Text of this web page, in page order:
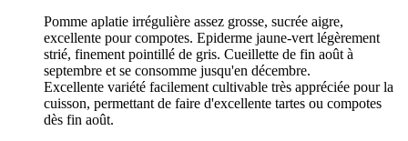
Pomme aplatie irrégulière assez grosse, sucrée aigre,
excellente pour compotes. Epiderme jaune-vert légèrement
strié, finement pointillé de gris. Cueillette de fin août à
septembre et se consomme jusqu'en décembre.
Excellente variété facilement cultivable très appréciée pour la
cuisson, permettant de faire d'excellente tartes ou compotes
dès fin août.